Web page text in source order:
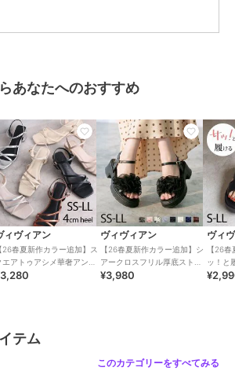
あなたへのおすすめ
ィヴィアン
26春夏新作カラー追加】ス
エアトゥアシメ華奢アンク
ストラップサンダル
ヴィヴィアン
【26春夏新作カラー追加】シ
アークロスフリル厚底ストラ
ップサンダル
¥3,980
ヴィ
【26
ッ！と
トクロ
テム
このカテゴリーをすべてみる